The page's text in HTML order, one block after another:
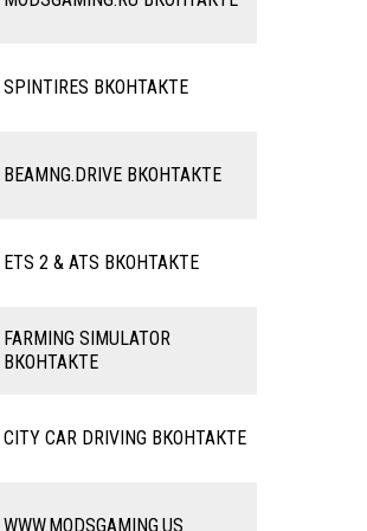
SPINTIRES ВКОНТАКТЕ
BEAMNG.DRIVE ВКОНТАКТЕ
ETS 2 & ATS ВКОНТАКТЕ
FARMING SIMULATOR
ВКОНТАКТЕ
CITY CAR DRIVING ВКОНТАКТЕ
WWW.MODSGAMING.US